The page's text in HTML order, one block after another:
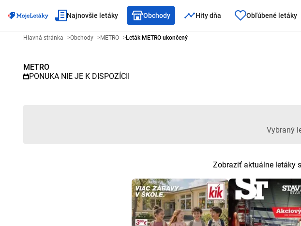
Najnovšie letáky Obchody Hity dňa Obľúbené letáky
Reklamný leták METRO - Vybraný leták
Hlavná stránka >Obchody >METRO >Leták METRO ukončený
METRO
PONUKA NIE JE K DISPOZÍCII
Vybraný
Zobraziť aktuálne letáky